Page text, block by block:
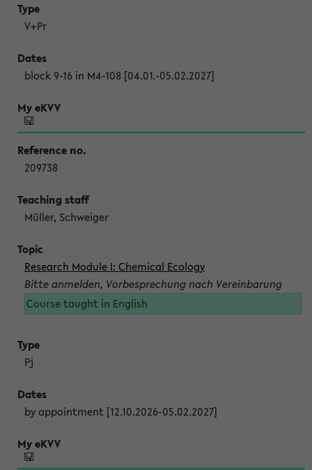
V+Pr
block 9-16 in M4-108 [04.01.-05.02.2027]
209738
Müller, Schweiger
Research Module I: Chemical Ecology
Bitte anmelden, Vorbesprechung nach Vereinbarung
Course taught in English
Pj
by appointment [12.10.2026-05.02.2027]